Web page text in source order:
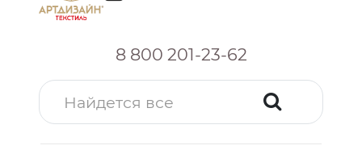
8 800 201-23-62